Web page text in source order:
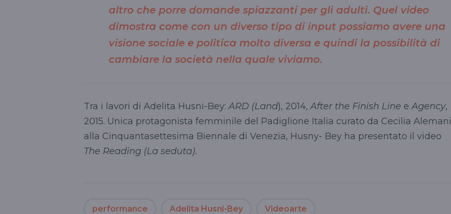
altro che porre domande spiazzanti per gli adulti. Quel video
dimostra come con un diverso tipo di input possiamo avere una
visione sociale e politica molto diversa e quindi la possibilità di
cambiare la società nella quale viviamo.
Tra i lavori di Adelita Husni-Bey:ARD (Land), 2014,After the Finish Line e Agency,
2015. Unica protagonista femminile del Padiglione Italia curato da Cecilia Alemani
alla Cinquantasettesima Biennale di Venezia, Husny- Bey ha presentato il video
The Reading (La seduta).
performance Adelita Husni-Bey Videoarte